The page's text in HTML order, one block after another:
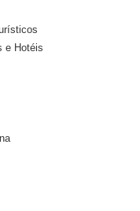
e Hotéis